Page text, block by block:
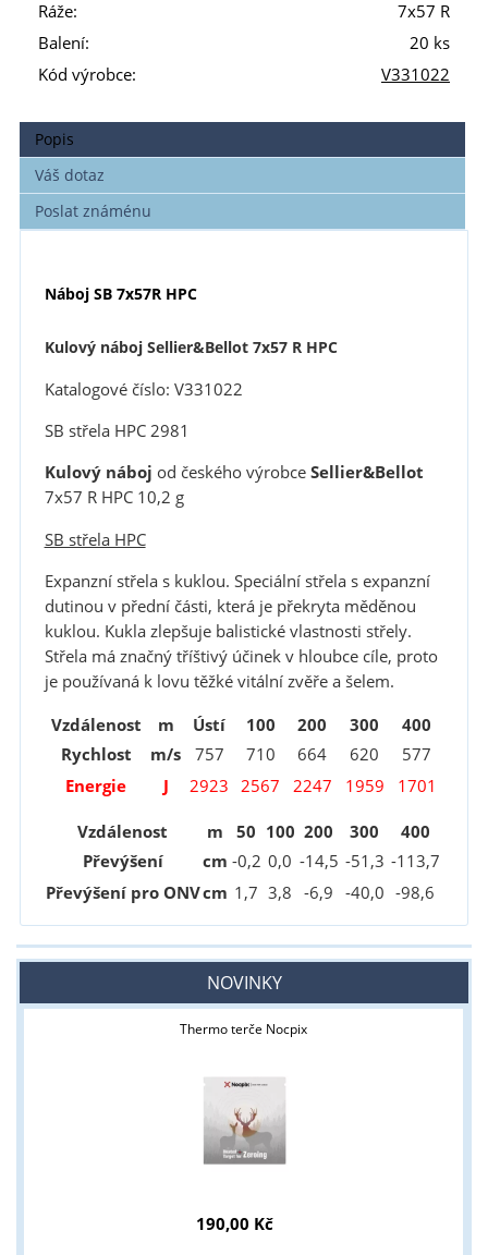
Ráže:
7x57 R
Balení:
20 ks
Kód výrobce:
V331022
Popis
Váš dotaz
Poslat známénu
Náboj SB 7x57R HPC
Kulový náboj Sellier&Bellot 7x57 R HPC
Katalogové číslo: V331022
SB střela HPC 2981
Kulový náboj od českého výrobceSellier&Bellot
7x57 R HPC 10,2 g
SB střela HPC
Expanzní střela s kuklou. Speciální střela s expanzní
dutinou v přední části, která je překryta měděnou
kuklou. Kukla zlepšuje balistické vlastnosti střely.
Střela má značný tříštivý účinek v hloubce cíle, proto
je používaná k lovu těžké vitální zvěře a šelem.
Vzdálenost
m Ústí 100 200 300
400
Rychlost
m/s 757 710 664 620
577
Energie
J 2923 2567 2247 1959 1701
Vzdálenost m 50 100 200 300
400
Převýšení
cm -0,2 0,0 -14,5 -51,3 -113,7
Převýšení pro ONVcm 1,7 3,8 -6,9 -40,0 -98,6
NOVINKY
Thermo terče Nocpix
190,00 Kč